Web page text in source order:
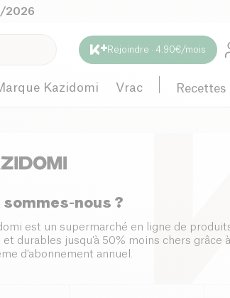
2026
Rejoindre · 4.90€/mois
Kazidomi Vrac Recettes
sommes-nous ?
est un supermarché en ligne de
et durables jusqu’à 50% moins chers grâce
d’abonnement annuel.